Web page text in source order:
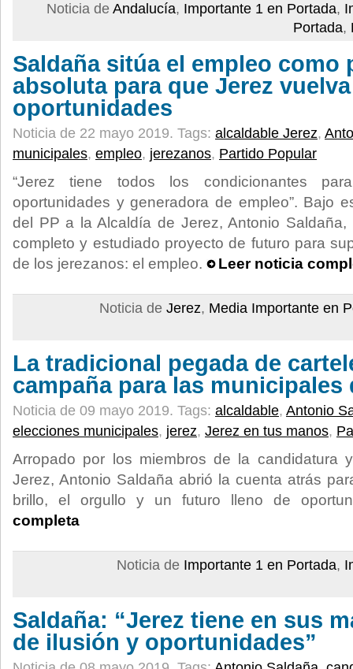
Noticia de Andalucía, Importante 1 en Portada,
Portada,
Saldaña sitúa el empleo como
absoluta para que Jerez
oportunidades
Noticia de 22 mayo 2019. Tags: alcaldable Jerez,
municipales, empleo, jerezanos, Partido Popular
“Jerez tiene todos los condicionantes
oportunidades y generadora de empleo”. Bajo
del PP a la Alcaldía de Jerez, Antonio
completo y estudiado proyecto de futuro para
de los jerezanos: el empleo.
Leer noticia
Noticia de Jerez, Media Importante en
La tradicional pegada de
campaña para las municipales
Noticia de 09 mayo 2019. Tags: alcaldable, Antonio
elecciones municipales, jerez, Jerez en tus manos,
Arropado por los miembros de la candidatura
Jerez, Antonio Saldaña abrió la cuenta atrás
brillo, el orgullo y un futuro lleno de
completa
Noticia de Importante 1 en Portada,
Saldaña: “Jerez tiene en sus
de ilusión y oportunidades”